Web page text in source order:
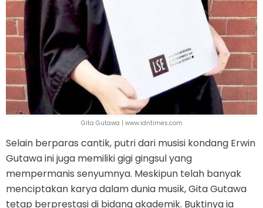
Gita Gutawa | www.idntimes.com
Selain berparas cantik, putri dari musisi kondang Erwin
Gutawa ini juga memiliki gigi gingsul yang
mempermanis senyumnya. Meskipun telah banyak
menciptakan karya dalam dunia musik, Gita Gutawa
tetap berprestasi di bidang akademik. Buktinya ia